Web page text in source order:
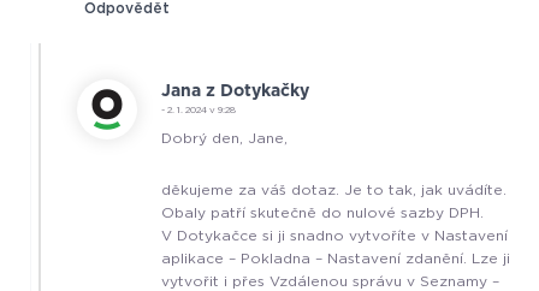
Odpovědět
Jana z Dotykačky
- 2. 1. 2024 v 9:28
Dobrý den, Jane,
děkujeme za váš dotaz. Je to tak, jak uvádíte.
Obaly patří skutečně do nulové sazby DPH.
V Dotykačce si ji snadno vytvoříte v Nastavení
aplikace – Pokladna – Nastavení zdanění. Lze ji
vytvořit i přes Vzdálenou správu v Seznamy –